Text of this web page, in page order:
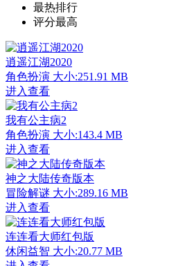
最热排行
评分最高
逍遥江湖2020
角色扮演 大小:251.91 MB
进入查看
我有公主病2
角色扮演 大小:143.4 MB
进入查看
神之大陆传奇版本
冒险解谜 大小:289.16 MB
进入查看
连连看大师红包版
休闲益智 大小:20.77 MB